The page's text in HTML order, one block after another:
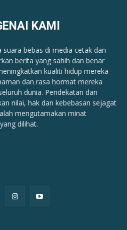
KAMI
bebas di media cetak dan
berita yang sahih dan benar
kualiti hidup mereka
dan rasa hormat mereka
dunia. Pendekatan dan
nilai, hak dan kebebasan sejagat
mengutamakan minat
dilihat.